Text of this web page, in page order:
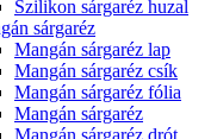
Szilikon sárgaréz huzal
sárgaréz
Mangán sárgaréz lap
Mangán sárgaréz csík
Mangán sárgaréz fólia
Mangán sárgaréz
Mangán sárgaréz drót